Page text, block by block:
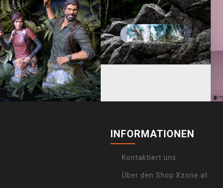
INFORMATIONEN
Kontaktiert uns
Über den Shop Xzone.at